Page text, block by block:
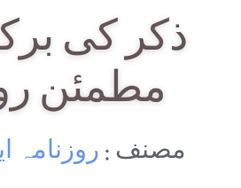
ذکر کی
مطمئن
مصنف : روزنامہ